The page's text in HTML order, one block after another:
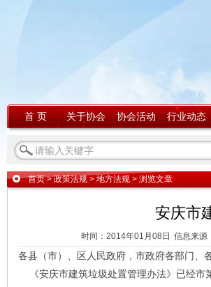
首 页 关于协会 协会活动 行业动态
首页>政策法规 > 地方法规 > 浏览文章
安庆市
时间：2014年01月08日 信息来源
各县（市）、区人民政府，市政府各部门、
《安庆市建筑垃圾处置管理办法》已经市